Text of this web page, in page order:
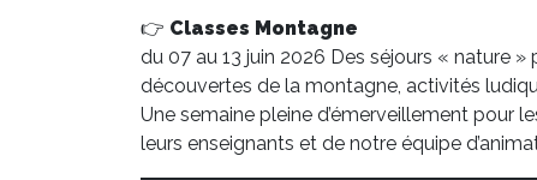
👉 Classes Montagne
du 07 au 13 juin 2026 Des séjours « nature
découvertes de la montagne, activités
Une semaine pleine d’émerveillement pour
leurs enseignants et de notre équipe